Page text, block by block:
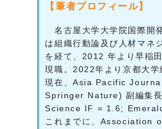
【筆者プロフィール】
名古屋大学大学院国際開
は組織行動論及び人材マネ
を経て、2012 年より早稲
現職。2022年より京都大
現在、Asia Pacific
Springer Nature) 副編集
Science IF = 1.6;
これまでに、Association